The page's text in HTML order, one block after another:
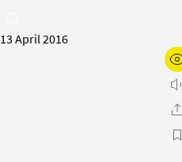
13 April 2016